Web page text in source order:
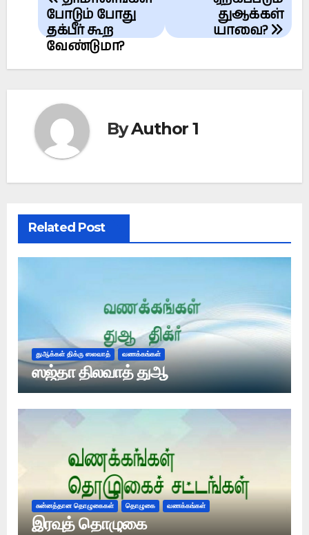
navigation
துஆக்கள்
யாவை?
போடும் போது
தக்பீர் கூற
வேண்டுமா?
ByAuthor 1
Related Post
துஆக்கள் திக்ரு ஸலவாத் வணக்கங்கள்
ஸஜ்தா திலவாத் துஆ
சுன்னத்தான தொழுகைகள் தொழுகை வணக்கங்கள்
இரவுத் தொழுகை